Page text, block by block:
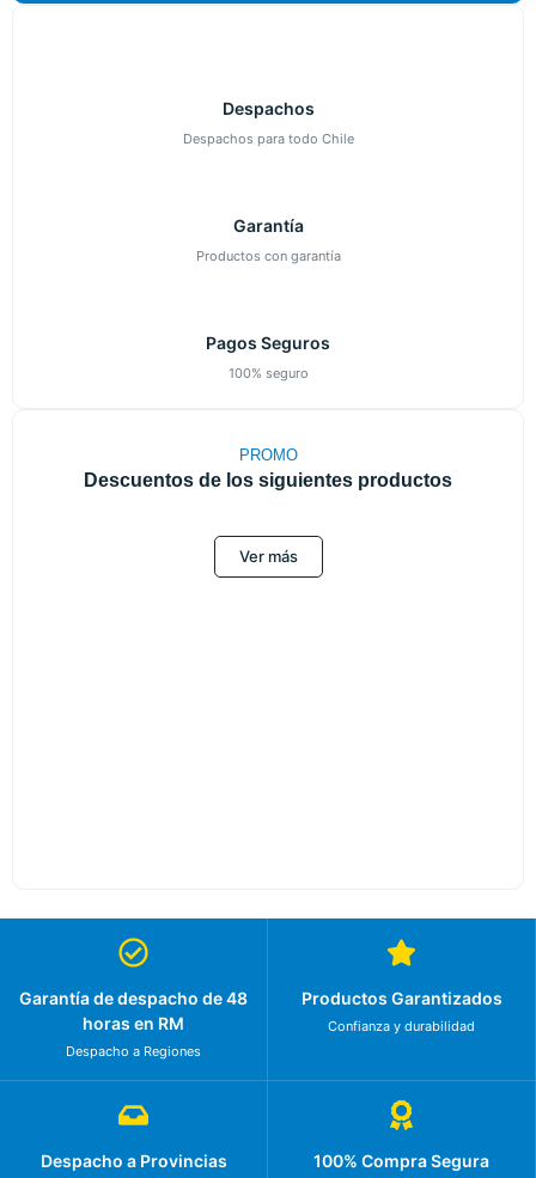
Despachos
Despachos para todo Chile
Garantía
Productos con garantía
Pagos Seguros
100% seguro
PROMO
Descuentos de los siguientes productos
Ver más
Garantía de despacho de 48
horas en RM
Despacho a Regiones
Productos Garantizados
Confianza y durabilidad
Despacho a Provincias 100% Compra Segura